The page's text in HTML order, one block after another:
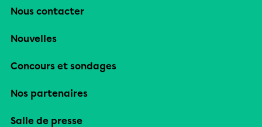
Nous contacter
Nouvelles
Concours et sondages
Nos partenaires
Salle de presse